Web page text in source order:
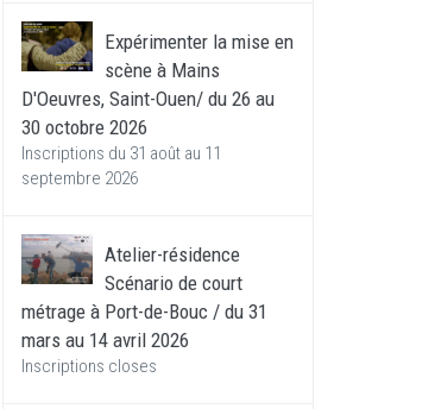
Expérimenter la mise en
scène à Mains
D'Oeuvres, Saint-Ouen/ du 26 au
30 octobre 2026
Inscriptions du 31 août au 11
septembre 2026
Atelier-résidence
Scénario de court
métrage à Port-de-Bouc / du 31
mars au 14 avril 2026
Inscriptions closes